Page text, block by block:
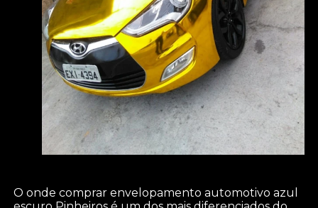
O onde comprar envelopamento automotivo azul